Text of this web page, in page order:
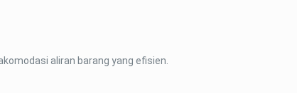
aliran barang yang efisien.